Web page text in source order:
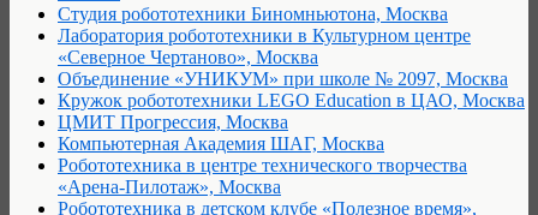
Студия робототехники Биномньютона, Москва
Лаборатория робототехники в Культурном центре
«Северное Чертаново», Москва
Объединение «УНИКУМ» при школе № 2097, Москва
Кружок робототехники LEGO Education в ЦАО, Москва
ЦМИТ Прогрессия, Москва
Компьютерная Академия ШАГ, Москва
Робототехника в центре технического творчества
«Арена-Пилотаж», Москва
Робототехника в детском клубе «Полезное время»,